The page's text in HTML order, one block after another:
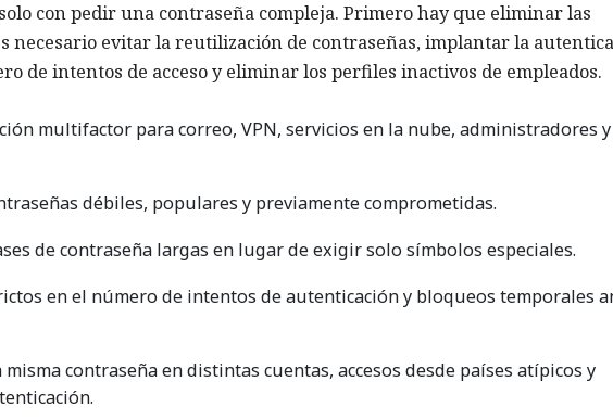
con pedir una contraseña compleja. Primero hay que eliminar las
necesario evitar la reutilización de contraseñas, implantar la
de intentos de acceso y eliminar los perfiles inactivos de empleados.
multifactor para correo, VPN, servicios en la nube, administradores y
débiles, populares y previamente comprometidas.
de contraseña largas en lugar de exigir solo símbolos especiales.
en el número de intentos de autenticación y bloqueos temporales
contraseña en distintas cuentas, accesos desde países atípicos y